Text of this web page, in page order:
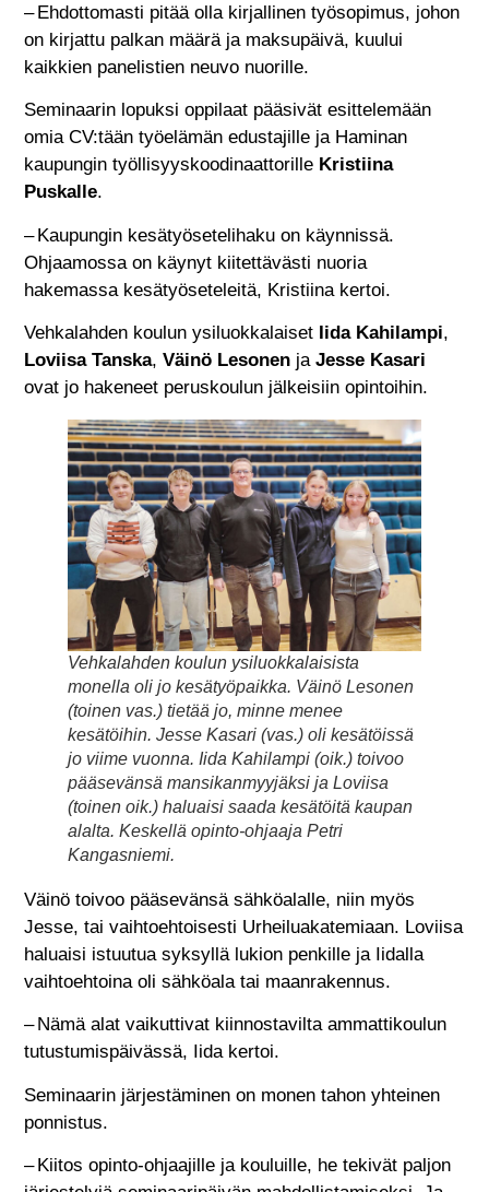
– Ehdottomasti pitää olla kirjallinen työsopimus, johon
on kirjattu palkan määrä ja maksupäivä, kuului
kaikkien panelistien neuvo nuorille.
Seminaarin lopuksi oppilaat pääsivät esittelemään
omia CV:tään työelämän edustajille ja Haminan
kaupungin työllisyyskoodinaattorille Kristiina
Puskalle.
– Kaupungin kesätyösetelihaku on käynnissä.
Ohjaamossa on käynyt kiitettävästi nuoria
hakemassa kesätyöseteleitä, Kristiina kertoi.
Vehkalahden koulun ysiluokkalaiset Iida Kahilampi,
Loviisa Tanska,Väinö Lesonen jaJesse Kasari
ovat jo hakeneet peruskoulun jälkeisiin opintoihin.
Vehkalahden koulun ysiluokkalaisista
monella oli jo kesätyöpaikka. Väinö Lesonen
(toinen vas.) tietää jo, minne menee
kesätöihin. Jesse Kasari (vas.) oli kesätöissä
jo viime vuonna. Iida Kahilampi (oik.) toivoo
pääsevänsä mansikanmyyjäksi ja Loviisa
(toinen oik.) haluaisi saada kesätöitä kaupan
alalta. Keskellä opinto-ohjaaja Petri
Kangasniemi.
Väinö toivoo pääsevänsä sähköalalle, niin myös
Jesse, tai vaihtoehtoisesti Urheiluakatemiaan. Loviisa
haluaisi istuutua syksyllä lukion penkille ja Iidalla
vaihtoehtoina oli sähköala tai maanrakennus.
– Nämä alat vaikuttivat kiinnostavilta ammattikoulun
tutustumispäivässä, Iida kertoi.
Seminaarin järjestäminen on monen tahon yhteinen
ponnistus.
– Kiitos opinto-ohjaajille ja kouluille, he tekivät paljon